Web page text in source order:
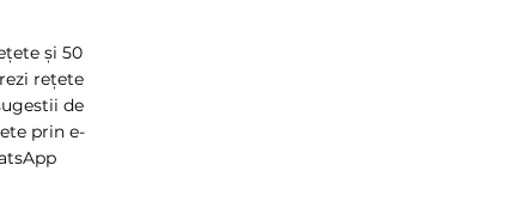
și 50
rețete
de
prin e-